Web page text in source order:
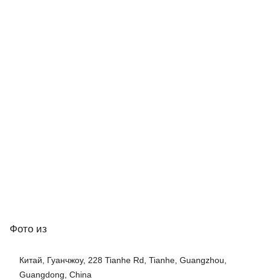
Фото из
Китай, Гуанчжоу, 228 Tianhe Rd, Tianhe, Guangzhou,
Guangdong, China